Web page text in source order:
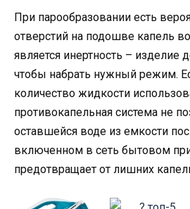
При парообразовании есть
отверстий на подошве капель
является инертность – изделие
чтобы набрать нужный режим.
количество жидкости
противокапельная система не
оставшейся воде из емкости
включенном в сеть бытовом
предотвращает от лишних